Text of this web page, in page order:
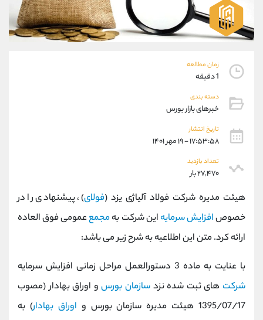
زمان مطالعه
1 دقیقه
دسته بندی
خبرهای بازار بورس
تاریخ انتشار
۱۷:۵۳:۵۸ - ۱۹ مهر ۱۴۰۱
تعداد بازدید
۲۷,۴۷۰ بار
هیئت مدیره شرکت فولاد آلیاژی یزد (فولای)، پیشنهادی را در
خصوصافزایش سرمایه این شرکت بهمجمععمومی فوق العاده
ارائه کرد. متن این اطلاعیه به شرح زیر می باشد:
با عنایت به ماده 3 دستورالعمل مراحل زمانی افزایش سرمایه
شرکت های ثبت شده نزد سازمان بورسو اوراق بهادار (مصوب
1395/07/17 هیئت مدیره سازمان بورس و
اوراق بهادار) به
09101364784
واتساپ شروع گفتگو
تلگرام @Armteam_admin_104
پشتیبان فروش
موبایل
واتساپ
تلگرام
داخلی
اطلاعات تماس (دفتر فروش)
تلفن 021-22021030
بدون پیش شماره 90001030
اینستاگرام @alireza.mehrabii
کانال بله @alirezamehrabi_official